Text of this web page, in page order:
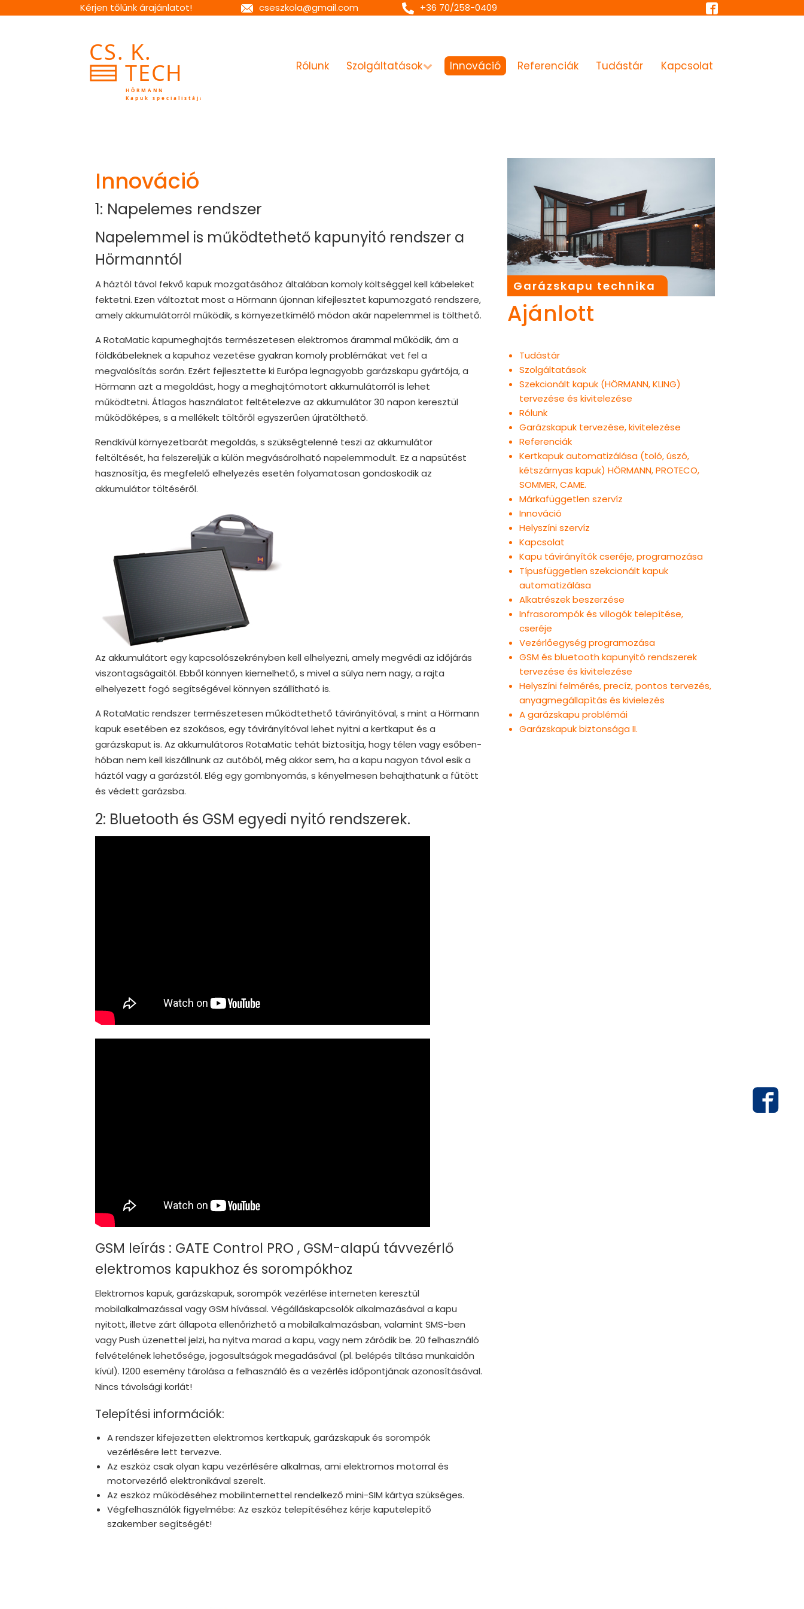
Kérjen tőlünk árajánlatot! cseszkola@gmail.com +36 70/258-0409
Rólunk Szolgáltatások Innováció Referenciák Tudástár Kapcsolat
Innováció
1: Napelemes rendszer
Napelemmel is működtethető kapunyitó rendszer a
Hörmanntól
A háztól távol fekvő kapuk mozgatásához általában komoly költséggel kell kábeleket
fektetni. Ezen változtat most a Hörmann újonnan kifejlesztet kapumozgató rendszere,
amely akkumulátorról működik, s környezetkímélő módon akár napelemmel is tölthető.
A RotaMatic kapumeghajtás természetesen elektromos árammal működik, ám a
földkábeleknek a kapuhoz vezetése gyakran komoly problémákat vet fel a
megvalósítás során. Ezért fejlesztette ki Európa legnagyobb garázskapu gyártója, a
Hörmann azt a megoldást, hogy a meghajtómotort akkumulátorról is lehet
működtetni. Átlagos használatot feltételezve az akkumulátor 30 napon keresztül
működőképes, s a mellékelt töltőről egyszerűen újratölthető.
Rendkívül környezetbarát megoldás, s szükségtelenné teszi az akkumulátor
feltöltését, ha felszereljük a külön megvásárolható napelemmodult. Ez a napsütést
hasznosítja, és megfelelő elhelyezés esetén folyamatosan gondoskodik az
akkumulátor töltéséről.
Az akkumulátort egy kapcsolószekrényben kell elhelyezni, amely megvédi az időjárás
viszontagságaitól. Ebből könnyen kiemelhető, s mivel a súlya nem nagy, a rajta
elhelyezett fogó segítségével könnyen szállítható is.
A RotaMatic rendszer természetesen működtethető távirányítóval, s mint a Hörmann
kapuk esetében ez szokásos, egy távirányítóval lehet nyitni a kertkaput és a
garázskaput is. Az akkumulátoros RotaMatic tehát biztosítja, hogy télen vagy esőben-
hóban nem kell kiszállnunk az autóból, még akkor sem, ha a kapu nagyon távol esik a
háztól vagy a garázstól. Elég egy gombnyomás, s kényelmesen behajthatunk a fűtött
és védett garázsba.
2: Bluetooth és GSM egyedi nyitó rendszerek.
GSM leírás : GATE Control PRO , GSM-alapú távvezérlő
elektromos kapukhoz és sorompókhoz
Elektromos kapuk, garázskapuk, sorompók vezérlése interneten keresztül
mobilalkalmazással vagy GSM hívással. Végálláskapcsolók alkalmazásával a kapu
nyitott, illetve zárt állapota ellenőrizhető a mobilalkalmazásban, valamint SMS-ben
vagy Push üzenettel jelzi, ha nyitva marad a kapu, vagy nem záródik be. 20 felhasználó
felvételének lehetősége, jogosultságok megadásával (pl. belépés tiltása munkaidőn
kívül). 1200 esemény tárolása a felhasználó és a vezérlés időpontjának azonosításával.
Nincs távolsági korlát!
Telepítési információk:
A rendszer kifejezetten elektromos kertkapuk, garázskapuk és sorompók
vezérlésére lett tervezve.
Az eszköz csak olyan kapu vezérlésére alkalmas, ami elektromos motorral és
motorvezérlő elektronikával szerelt.
Az eszköz működéséhez mobilinternettel rendelkező mini-SIM kártya szükséges.
Végfelhasználók figyelmébe: Az eszköz telepítéséhez kérje kaputelepítő
szakember segítségét!
Garázskapu technika
Ajánlott
Tudástár
Szolgáltatások
Szekcionált kapuk (HÖRMANN, KLING)
tervezése és kivitelezése
Rólunk
Garázskapuk tervezése, kivitelezése
Referenciák
Kertkapuk automatizálása (toló, úszó,
kétszárnyas kapuk) HÖRMANN, PROTECO,
SOMMER, CAME.
Márkafüggetlen szervíz
Innováció
Helyszíni szervíz
Kapcsolat
Kapu távirányítók cseréje, programozása
Típusfüggetlen szekcionált kapuk
automatizálása
Alkatrészek beszerzése
Infrasorompók és villogók telepítése,
cseréje
Vezérlőegység programozása
GSM és bluetooth kapunyitó rendszerek
tervezése és kivitelezése
Helyszíni felmérés, precíz, pontos tervezés,
anyagmegállapítás és kivielezés
A garázskapu problémái
Garázskapuk biztonsága II.